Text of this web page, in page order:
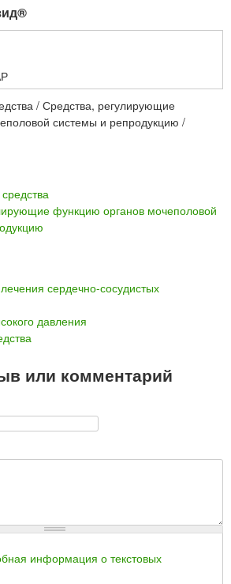
/ Средства, регулирующие
системы и репродукцию /
функцию органов мочеполовой
сердечно-сосудистых
давления
или комментарий
информация о текстовых